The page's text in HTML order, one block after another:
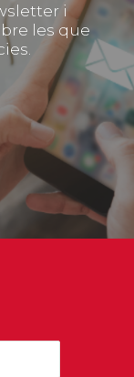
i
les que